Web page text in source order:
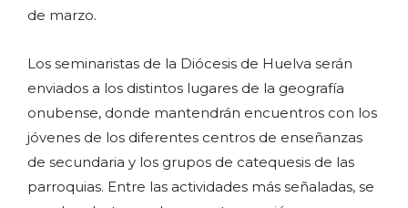
de marzo.
Los seminaristas de la Diócesis de Huelva serán
enviados a los distintos lugares de la geografía
onubense, donde mantendrán encuentros con los
jóvenes de los diferentes centros de enseñanzas
de secundaria y los grupos de catequesis de las
parroquias. Entre las actividades más señaladas, se